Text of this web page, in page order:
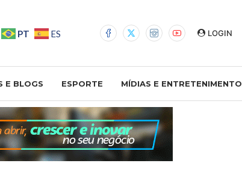
PT ES LOGIN
E BLOGS ESPORTE MÍDIAS E ENTRETENIMENTO